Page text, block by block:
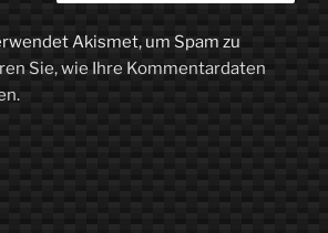
Akismet, um Spam zu
Sie, wie Ihre Kommentardaten